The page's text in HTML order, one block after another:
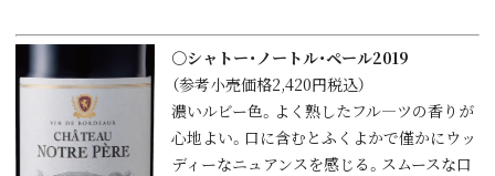
○シャトー・ノートル・ペール2019
（参考小売価格2,420円税込）
濃いルビー色。よく熟したフル―ツの香りが
心地よい。口に含むとふくよかで僅かにウッ
ディーなニュアンスを感じる。スムースな口